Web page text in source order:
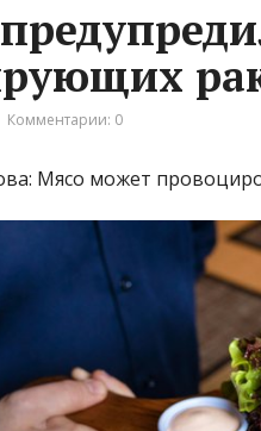
Комментарии: 0
Мясо может